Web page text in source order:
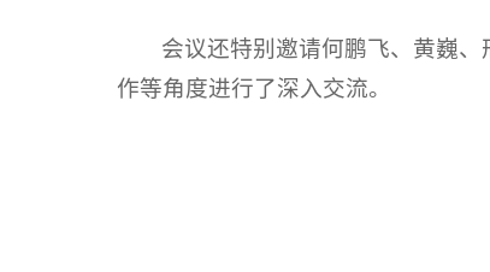
会议还特别邀请何鹏飞、黄巍
作等角度进行了深入交流。